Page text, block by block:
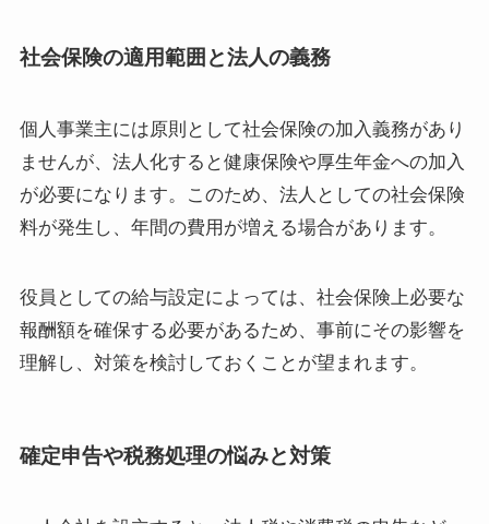
社会保険の適用範囲と法人の義務
個人事業主には原則として社会保険の加入義務があり
ませんが、法人化すると健康保険や厚生年金への加入
が必要になります。このため、法人としての社会保険
料が発生し、年間の費用が増える場合があります。
役員としての給与設定によっては、社会保険上必要な
報酬額を確保する必要があるため、事前にその影響を
理解し、対策を検討しておくことが望まれます。
確定申告や税務処理の悩みと対策